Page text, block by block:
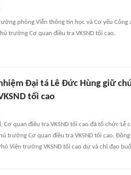
phòng Viễn thông tin học và Cơ yếu
trưởng Cơ quan điều tra VKSND tối cao.
Đại tá Lê Đức Hùng giữ
tối cao
Cơ quan điều tra VKSND tối cao đã tổ chức Lễ
trưởng Cơ quan điều tra VKSND tối cao. Đồng
Viện trưởng VKSND tối cao dự và chỉ đạo